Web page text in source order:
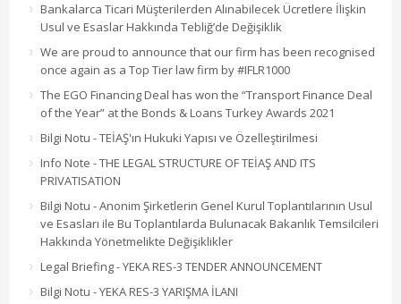
Bankalarca Ticari Müşterilerden Alınabilecek Ücretlere İlişkin
Usul ve Esaslar Hakkında Tebliğ’de Değişiklik
We are proud to announce that our firm has been recognised
once again as a Top Tier law firm by #IFLR1000
The EGO Financing Deal has won the “Transport Finance Deal
of the Year” at the Bonds & Loans Turkey Awards 2021
Bilgi Notu - TEİAŞ'ın Hukuki Yapısı ve Özelleştirilmesi
Info Note - THE LEGAL STRUCTURE OF TEİAŞ AND ITS
PRIVATISATION
Bilgi Notu - Anonim Şirketlerin Genel Kurul Toplantılarının Usul
ve Esasları ile Bu Toplantılarda Bulunacak Bakanlık Temsilcileri
Hakkında Yönetmelikte Değişiklikler
Legal Briefing - YEKA RES-3 TENDER ANNOUNCEMENT
Bilgi Notu - YEKA RES-3 YARIŞMA İLANI